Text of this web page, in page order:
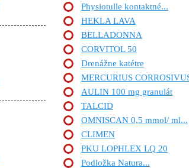
Physiotulle kontaktné...
HEKLA LAVA
BELLADONNA
CORVITOL 50
Drenážne katétre
MERCURIUS
AULIN 100 mg granulát
TALCID
OMNISCAN 0,5 mmol/ ml...
CLIMEN
PKU LOPHLEX LQ 20
Podložka Natura...